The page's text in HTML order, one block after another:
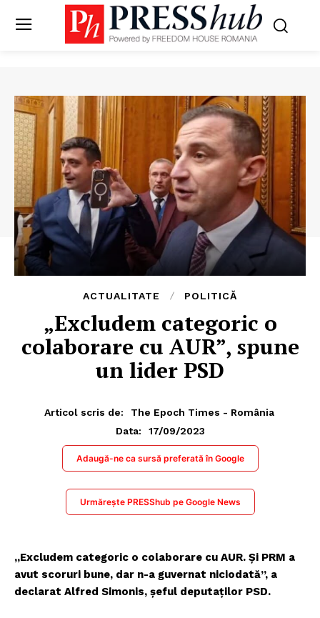
ACTUALITATE POLITICĂ
„Excludem categoric o
colaborare cu AUR”, spune
un lider PSD
Articol scris de:
The Epoch Times - România
Data:
17/09/2023
Adaugă-ne ca sursă preferată în Google
Urmărește PRESShub pe Google News
„Excludem categoric o colaborare cu AUR. Şi PRM a
avut scoruri bune, dar n-a guvernat niciodată”, a
declarat Alfred Simonis, șeful deputaților PSD.